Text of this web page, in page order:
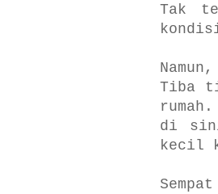
Tak
Tiba
di
kecil